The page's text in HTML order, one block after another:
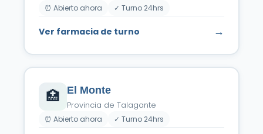
⏰ Abierto ahora ✓ Turno 24hrs
Ver farmacia de turno →
🏥 El Monte
Provincia de Talagante
⏰ Abierto ahora ✓ Turno 24hrs